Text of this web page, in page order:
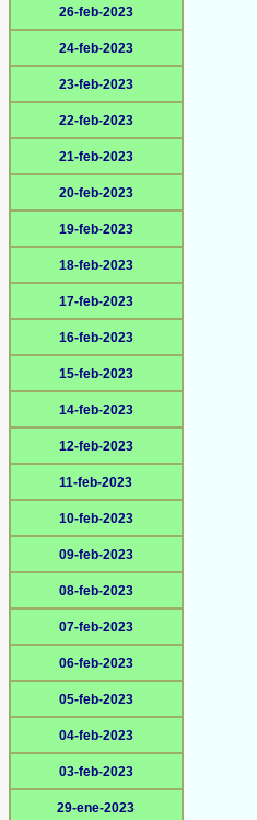
26-feb-2023
24-feb-2023
23-feb-2023
22-feb-2023
21-feb-2023
20-feb-2023
19-feb-2023
18-feb-2023
17-feb-2023
16-feb-2023
15-feb-2023
14-feb-2023
12-feb-2023
11-feb-2023
10-feb-2023
09-feb-2023
08-feb-2023
07-feb-2023
06-feb-2023
05-feb-2023
04-feb-2023
03-feb-2023
29-ene-2023